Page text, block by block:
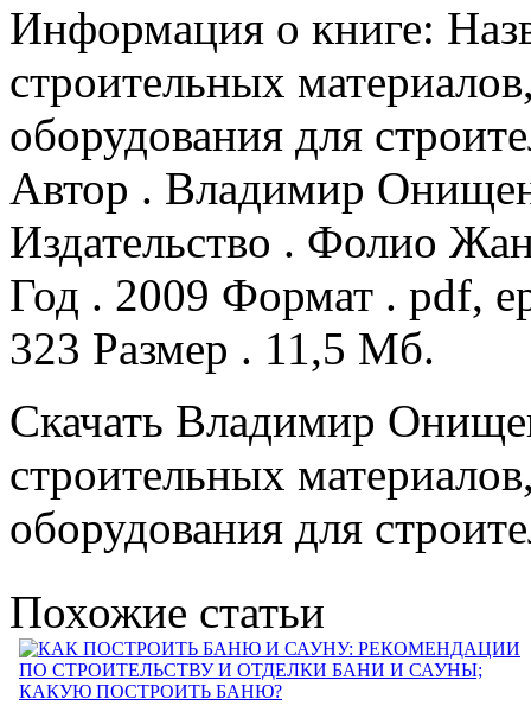
Информация о книге:
строительных
оборудования для
Автор . Владимир
Издательство . Фолио
Год . 2009 Формат . pdf,
323 Размер . 11,5 Мб.
Скачать Владимир
строительных
оборудования для
Похожие статьи